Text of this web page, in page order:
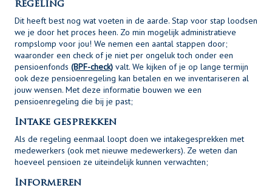
regeling
Dit heeft best nog wat voeten in de aarde. Stap voor stap loodsen
we je door het proces heen. Zo min mogelijk administratieve
rompslomp voor jou! We nemen een aantal stappen door;
waaronder een check of je niet per ongeluk toch onder een
pensioenfonds (BPF-check) valt. We kijken of je op lange termijn
ook deze pensioenregeling kan betalen en we inventariseren al
jouw wensen. Met deze informatie bouwen we een
pensioenregeling die bij je past;
Intake gesprekken
Als de regeling eenmaal loopt doen we intakegesprekken met
medewerkers (ook met nieuwe medewerkers). Ze weten dan
hoeveel pensioen ze uiteindelijk kunnen verwachten;
Informeren